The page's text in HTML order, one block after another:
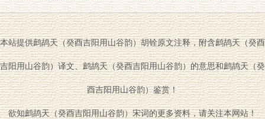
本站提供鹧鸪天（癸酉吉阳用山谷韵）胡铨原文注释，附含鹧鸪天（癸酉
吉阳用山谷韵）译文、鹧鸪天（癸酉吉阳用山谷韵）的意思和鹧鸪天（癸
酉吉阳用山谷韵）鉴赏！
欲知鹧鸪天（癸酉吉阳用山谷韵）宋词的更多资料，请关注本网站！